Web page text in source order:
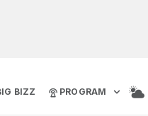
BIZZ PROGRAM